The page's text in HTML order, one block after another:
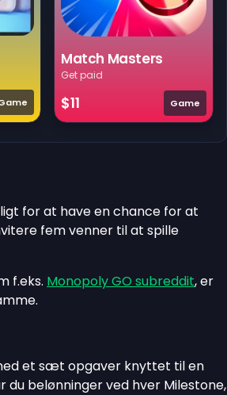
Match Masters
Get paid
$11 Game
for at have en chance for at
fem venner til at spille
f.eks. Monopoly GO subreddit, er
et sæt opgaver knyttet til en
belønninger ved hver Milestone,